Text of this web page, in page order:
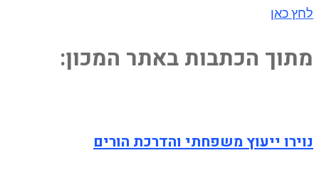
לחץ כאן
מתוך הכתבות באתר המכון:
נוירו ייעוץ משפחתי והדרכת הורים